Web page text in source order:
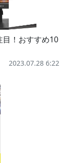
！おすすめ10
2023.07.28 6:22